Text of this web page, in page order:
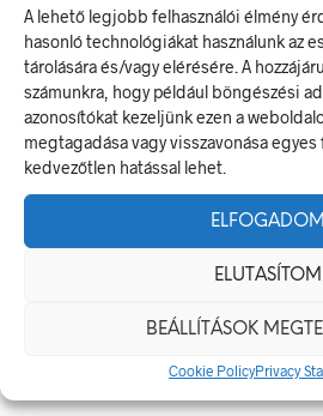
A lehető legjobb felhasználói élmény
hasonló technológiákat használunk az
tárolására és/vagy elérésére. A
számunkra, hogy például böngészési
azonosítókat kezeljünk ezen a
megtagadása vagy visszavonása
kedvezőtlen hatással lehet.
ELFOGADOM
ELUTASÍTOM
BEÁLLÍTÁSOK
Cookie PolicyPrivacy
Munkavédelmi Táblák És
Nélkülözhetetlenek A
Jól Láthatósági Mellény: Miért
És Hogyan Teheted Egyedivé?
Céges Logóval Ellátott Pólók: Az
A Biztonságos
Jelek Fontossága
Ellenőrzés És Tudatosság Fontossága